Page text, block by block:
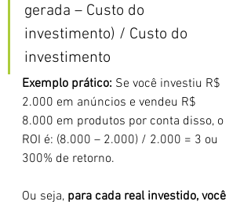
gerada – Custo do
investimento) / Custo do
investimento
Exemplo prático: Se você investiu R$
2.000 em anúncios e vendeu R$
8.000 em produtos por conta disso, o
ROI é: (8.000 – 2.000) / 2.000 = 3 ou
300% de retorno.
Ou seja, para cada real investido, você